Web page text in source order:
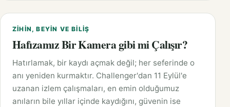
ZIHIN, BEYIN VE BILIŞ
Hafızamız Bir Kamera gibi mi Çalışır?
Hatırlamak, bir kaydı açmak değil; her seferinde o
anı yeniden kurmaktır. Challenger'dan 11 Eylül'e
uzanan izlem çalışmaları, en emin olduğumuz
anıların bile yıllar içinde kaydığını, güvenin ise